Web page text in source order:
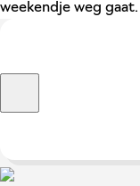
weekendje weg gaat.